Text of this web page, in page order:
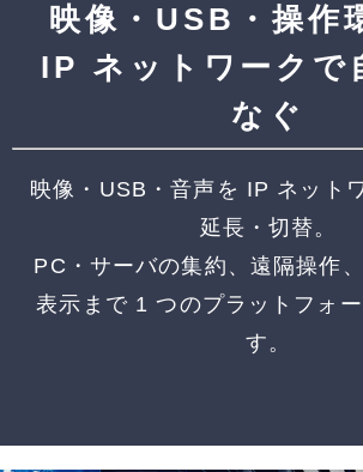
Black Box 製品紹介と活用
サポート
ブログ
映像・USB・操作
IP ネットワークで
なぐ
映像・USB・音声を IP ネット
延長・切替。
PC・サーバの集約、遠隔操作
表示まで 1 つのプラットフォ
す。